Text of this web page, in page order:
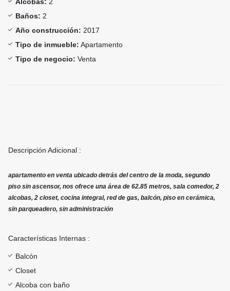
Baños: 2
Año construcción: 2017
Tipo de inmueble: Apartamento
Tipo de negocio: Venta
Descripción Adicional :
apartamento en venta ubicado detrás del centro de la moda, segundo
piso sin ascensor, nos ofrece una área de 62.85 metros, sala comedor, 2
alcobas, 2 closet, cocina integral, red de gas, balcón, piso en cerámica,
sin parqueadero, sin administración
Características Internas :
Balcón
Closet
Alcoba con baño